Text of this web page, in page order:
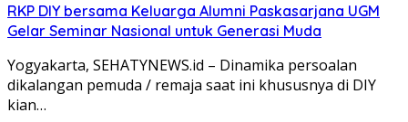
RKP DIY bersama Keluarga Alumni Paskasarjana UGM
Gelar Seminar Nasional untuk Generasi Muda
Yogyakarta, SEHATYNEWS.id – Dinamika persoalan
dikalangan pemuda / remaja saat ini khususnya di DIY
kian…